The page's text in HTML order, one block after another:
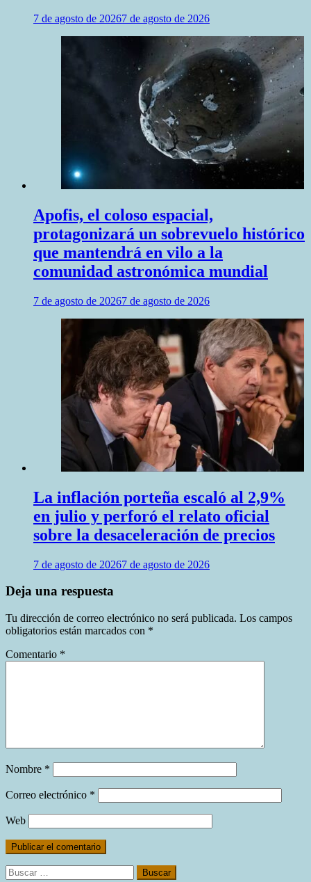
7 de agosto de 20267 de agosto de 2026
Apofis, el coloso espacial,
protagonizará un sobrevuelo histórico
que mantendrá en vilo a la
comunidad astronómica mundial
7 de agosto de 20267 de agosto de 2026
La inflación porteña escaló al 2,9%
en julio y perforó el relato oficial
sobre la desaceleración de precios
7 de agosto de 20267 de agosto de 2026
Deja una respuesta
Tu dirección de correo electrónico no será publicada. Los campos
obligatorios están marcados con *
Comentario *
Nombre *
Correo electrónico *
Web
Buscar: